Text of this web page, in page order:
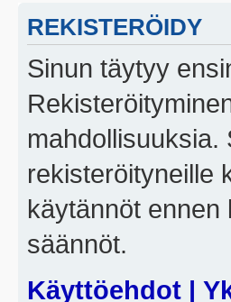
REKISTERÖIDY
Sinun täytyy
mahdollisuuksia.
rekisteröityneille
käytännöt
säännöt.
Käyttöehdot |